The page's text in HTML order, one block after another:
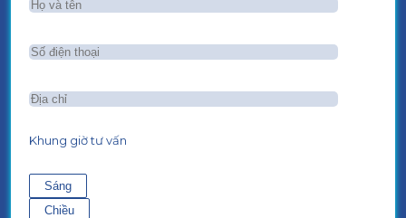
Khung giờ tư vấn
Sáng
Chiều